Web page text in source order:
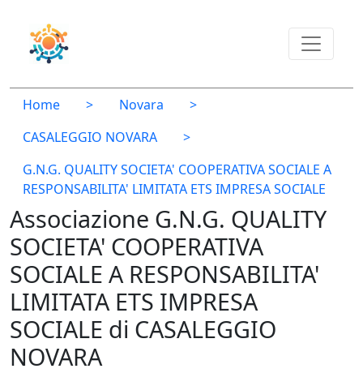
Home > Novara
>
CASALEGGIO NOVARA
>
G.N.G. QUALITY SOCIETA' COOPERATIVA SOCIALE A
RESPONSABILITA' LIMITATA ETS IMPRESA SOCIALE
Associazione G.N.G. QUALITY
SOCIETA' COOPERATIVA
SOCIALE A RESPONSABILITA'
LIMITATA ETS IMPRESA
SOCIALE di CASALEGGIO
NOVARA